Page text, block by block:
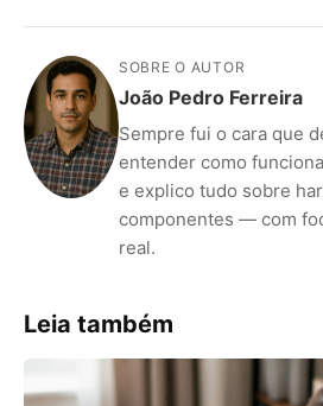
SOBRE O AUTOR
João Pedro Ferreira
Sempre fui o cara que
entender como
e explico tudo sobre
componentes — com
real.
Leia também